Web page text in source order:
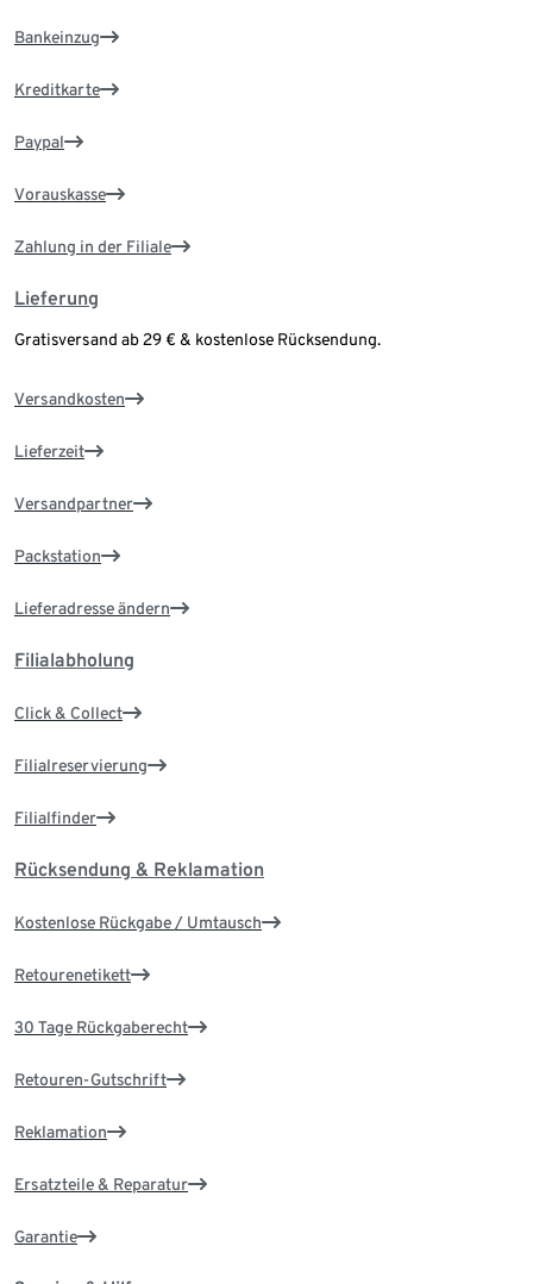
Bankeinzug
Kreditkarte
Paypal
Vorauskasse
Zahlung in der Filiale
Lieferung
Gratisversand ab 29 € & kostenlose Rücksendung.
Versandkosten
Lieferzeit
Versandpartner
Packstation
Lieferadresse ändern
Filialabholung
Click & Collect
Filialreservierung
Filialfinder
Rücksendung & Reklamation
Kostenlose Rückgabe / Umtausch
Retourenetikett
30 Tage Rückgaberecht
Retouren-Gutschrift
Reklamation
Ersatzteile & Reparatur
Garantie